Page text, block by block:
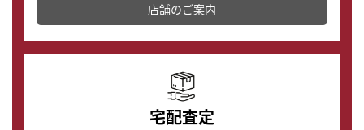
店舗を併設しており、下取りに出してお得に新しい時計
の購入もできます♪
店舗のご案内
宅配査定